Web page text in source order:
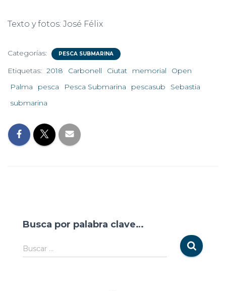
Texto y fotos: José Félix
Categorías: PESCA SUBMARINA
Etiquetas: 2018 Carbonell Ciutat memorial
Open
Palma
pesca Pesca Submarina pescasub
Sebastia
submarina
Busca por palabra clave…
Buscar …